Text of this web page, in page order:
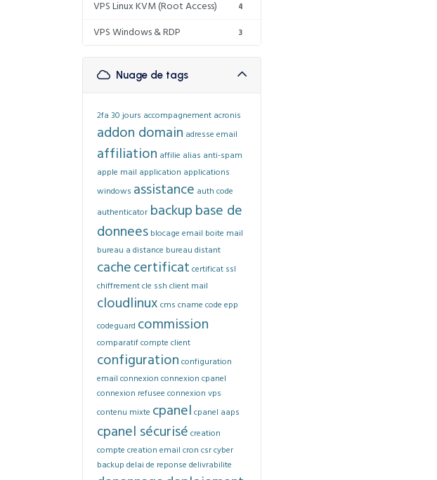
VPS Linux KVM (Root Access) 4
VPS Windows & RDP 3
Nuage de tags
2fa 30 jours accompagnement acronis
addon domain adresse email
affiliation affilie alias anti-spam
apple mail application applications
windows assistance auth code
authenticator backupbase de
donnees blocage email boite mail
bureau a distance bureau distant
cachecertificat certificat ssl
chiffrementcle ssh client mail
cloudlinux cms cname code epp
codeguard commission
comparatifcompte client
configuration configuration
email connexion connexion cpanel
connexion refusee connexion vps
contenu mixte cpanel cpanel aaps
cpanel sécurisé creation
compte creation email cron csrcyber
backup delai de reponse delivrabilite